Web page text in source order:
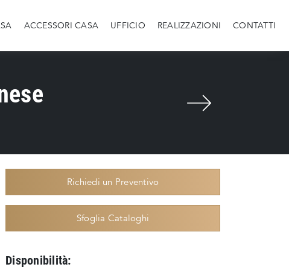
ACCESSORI CASA UFFICIO REALIZZAZIONI CONTATTI
Richiedi un Preventivo
Sfoglia Cataloghi
Disponibilità: